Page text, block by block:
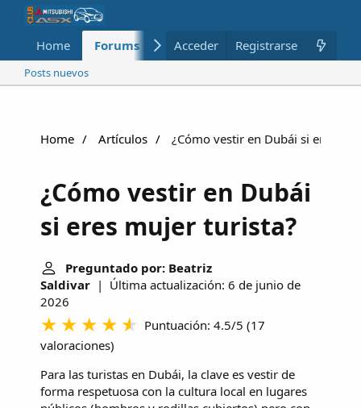
Home Forums Nuevo Miembros
Acceder Registrarse
Posts nuevos
Home Artículos ¿Cómo vestir en Dubái si eres
¿Cómo vestir en Dubái
si eres mujer turista?
Preguntado por: Beatriz
Saldivar | Última actualización: 6 de junio de
2026
Puntuación: 4.5/5 (17
valoraciones)
Para las turistas en Dubái, la clave es vestir de
forma respetuosa con la cultura local en lugares